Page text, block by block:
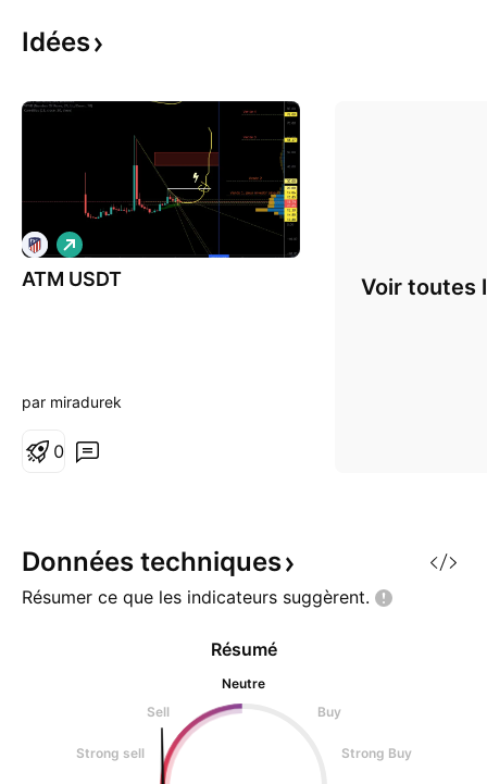
Idées
ATM USDT
L
o
n
par miradurek
0
Voir toutes
Données techniques
Résumer ce que les indicateurs suggèrent.
Résumé
Neutre
Sell
Buy
Strong sell Strong Buy